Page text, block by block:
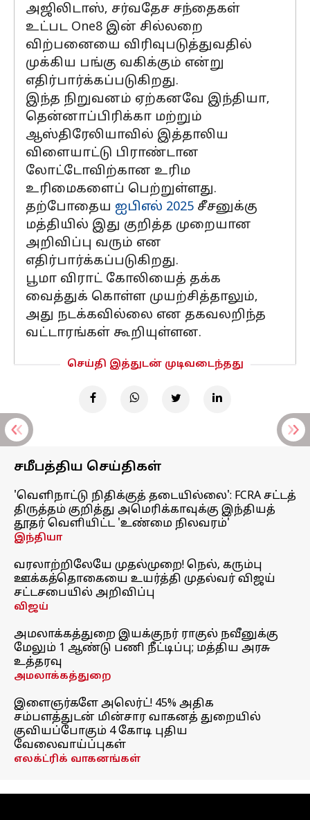
அஜிலிடாஸ், சர்வதேச சந்தைகள்
உட்பட One8 இன் சில்லறை
விற்பனையை விரிவுபடுத்துவதில்
முக்கிய பங்கு வகிக்கும் என்று
எதிர்பார்க்கப்படுகிறது.
இந்த நிறுவனம் ஏற்கனவே இந்தியா,
தென்னாப்பிரிக்கா மற்றும்
ஆஸ்திரேலியாவில் இத்தாலிய
விளையாட்டு பிராண்டான
லோட்டோவிற்கான உரிம
உரிமைகளைப் பெற்றுள்ளது.
தற்போதைய ஐபிஎல் 2025 சீசனுக்கு
மத்தியில் இது குறித்த முறையான
அறிவிப்பு வரும் என
எதிர்பார்க்கப்படுகிறது.
பூமா விராட் கோலியைத் தக்க
வைத்துக் கொள்ள முயற்சித்தாலும்,
அது நடக்கவில்லை என தகவலறிந்த
வட்டாரங்கள் கூறியுள்ளன.
செய்தி இத்துடன் முடிவடைந்தது
சமீபத்திய செய்திகள்
'வெளிநாட்டு நிதிக்குத் தடையில்லை': FCRA சட்டத்
திருத்தம் குறித்து அமெரிக்காவுக்கு இந்தியத்
தூதர் வெளியிட்ட 'உண்மை நிலவரம்'
இந்தியா
வரலாற்றிலேயே முதல்முறை! நெல், கரும்பு
ஊக்கத்தொகையை உயர்த்தி முதல்வர் விஜய்
சட்டசபையில் அறிவிப்பு
விஜய்
அமலாக்கத்துறை இயக்குநர் ராகுல் நவீனுக்கு
மேலும் 1 ஆண்டு பணி நீட்டிப்பு; மத்திய அரசு
உத்தரவு
அமலாக்கத்துறை
இளைஞர்களே அலெர்ட்! 45% அதிக
சம்பளத்துடன் மின்சார வாகனத் துறையில்
குவியப்போகும் 4 கோடி புதிய
வேலைவாய்ப்புகள்
எலக்ட்ரிக் வாகனங்கள்